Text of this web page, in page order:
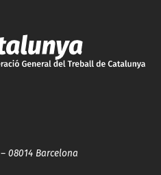
08014 Barcelona